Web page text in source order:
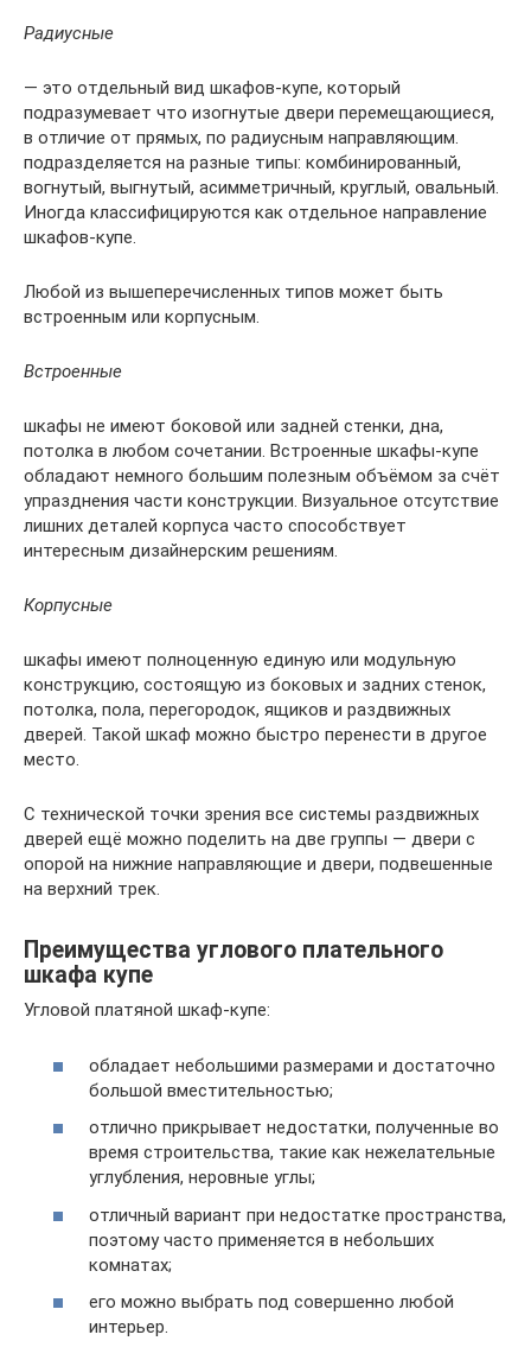
Радиусные
— это отдельный вид шкафов-купе, который
подразумевает что изогнутые двери перемещающиеся,
в отличие от прямых, по радиусным направляющим.
подразделяется на разные типы: комбинированный,
вогнутый, выгнутый, асимметричный, круглый, овальный.
Иногда классифицируются как отдельное направление
шкафов-купе.
Любой из вышеперечисленных типов может быть
встроенным или корпусным.
Встроенные
шкафы не имеют боковой или задней стенки, дна,
потолка в любом сочетании. Встроенные шкафы-купе
обладают немного большим полезным объёмом за счёт
упразднения части конструкции. Визуальное отсутствие
лишних деталей корпуса часто способствует
интересным дизайнерским решениям.
Корпусные
шкафы имеют полноценную единую или модульную
конструкцию, состоящую из боковых и задних стенок,
потолка, пола, перегородок, ящиков и раздвижных
дверей. Такой шкаф можно быстро перенести в другое
место.
С технической точки зрения все системы раздвижных
дверей ещё можно поделить на две группы — двери с
опорой на нижние направляющие и двери, подвешенные
на верхний трек.
Преимущества углового плательного
шкафа купе
Угловой платяной шкаф-купе:
обладает небольшими размерами и достаточно
большой вместительностью;
отлично прикрывает недостатки, полученные во
время строительства, такие как нежелательные
углубления, неровные углы;
отличный вариант при недостатке пространства,
поэтому часто применяется в небольших
комнатах;
его можно выбрать под совершенно любой
интерьер.